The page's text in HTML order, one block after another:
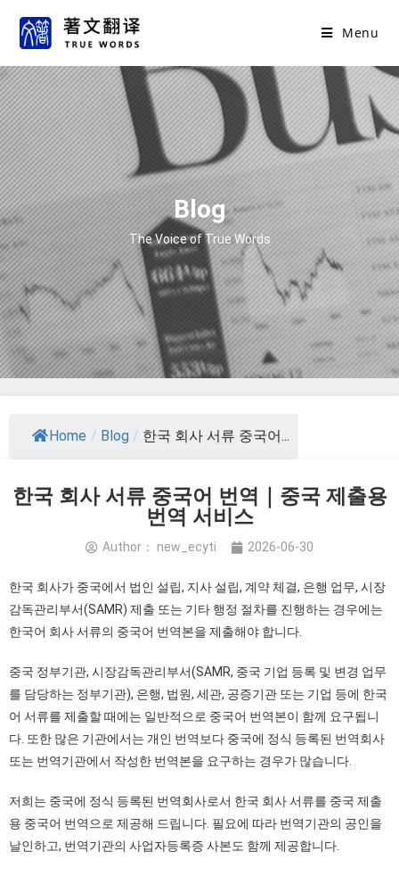
Menu
Blog
The Voice of True Words
Home / Blog / 한국 회사 서류 중국어...
한국 회사 서류 중국어 번역｜중국 제출용
번역 서비스
Author： new_ecyti 2026-06-30
한국 회사가 중국에서 법인 설립, 지사 설립, 계약 체결, 은행 업무, 시장
감독관리부서(SAMR) 제출 또는 기타 행정 절차를 진행하는 경우에는
한국어 회사 서류의 중국어 번역본을 제출해야 합니다.
중국 정부기관, 시장감독관리부서(SAMR, 중국 기업 등록 및 변경 업무
를 담당하는 정부기관), 은행, 법원, 세관, 공증기관 또는 기업 등에 한국
어 서류를 제출할 때에는 일반적으로 중국어 번역본이 함께 요구됩니
다. 또한 많은 기관에서는 개인 번역보다 중국에 정식 등록된 번역회사
또는 번역기관에서 작성한 번역본을 요구하는 경우가 많습니다.
저희는 중국에 정식 등록된 번역회사로서 한국 회사 서류를 중국 제출
용 중국어 번역으로 제공해 드립니다. 필요에 따라 번역기관의 공인을
날인하고, 번역기관의 사업자등록증 사본도 함께 제공합니다.